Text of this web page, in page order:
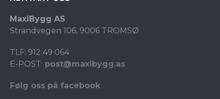
MaxiBygg AS
Strandvegen 106, 9006 TROMSØ
TLF: 912 49 064
E-POST: post@maxibygg.as
Følg oss på facebook